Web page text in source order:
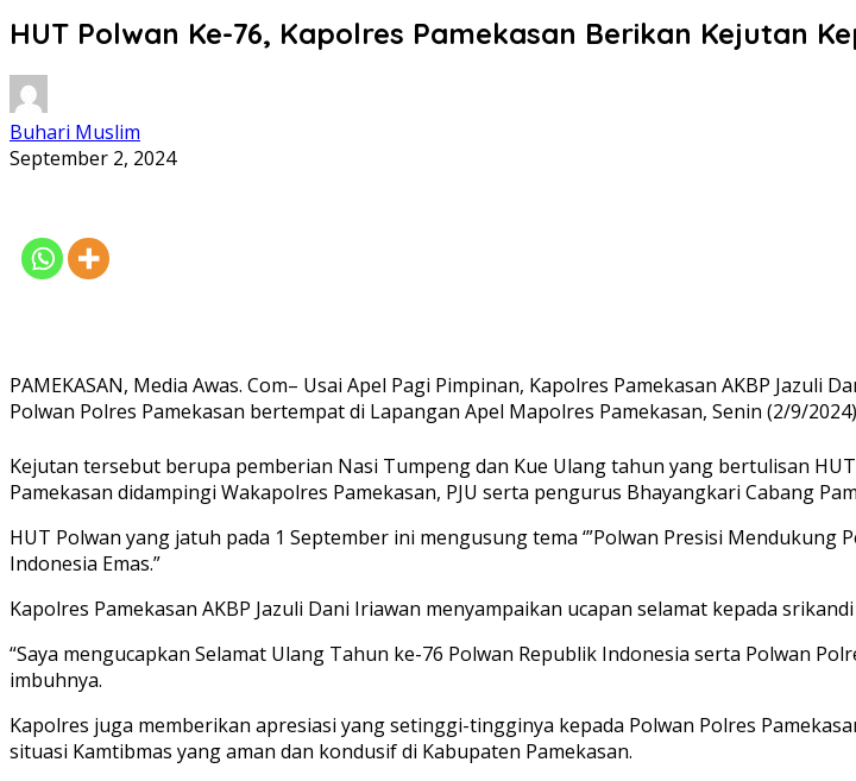
HUT Polwan Ke-76, Kapolres Pamekasan Berikan Kejutan
Buhari Muslim
September 2, 2024
PAMEKASAN, Media Awas. Com– Usai Apel Pagi Pimpinan, Kapolres Pamekasan AKBP
Polwan Polres Pamekasan bertempat di Lapangan Apel Mapolres Pamekasan, Senin (2/9/
Kejutan tersebut berupa pemberian Nasi Tumpeng dan Kue Ulang tahun yang bertulisan
Pamekasan didampingi Wakapolres Pamekasan, PJU serta pengurus Bhayangkari Cabang
HUT Polwan yang jatuh pada 1 September ini mengusung tema ‘”Polwan Presisi
Indonesia Emas.”
Kapolres Pamekasan AKBP Jazuli Dani Iriawan menyampaikan ucapan selamat kepada
“Saya mengucapkan Selamat Ulang Tahun ke-76 Polwan Republik Indonesia serta Polwan
imbuhnya.
Kapolres juga memberikan apresiasi yang setinggi-tingginya kepada Polwan Polres
situasi Kamtibmas yang aman dan kondusif di Kabupaten Pamekasan.